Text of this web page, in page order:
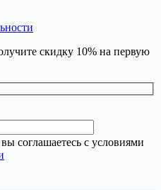
скидку 10% на первую
соглашаетесь с условиями